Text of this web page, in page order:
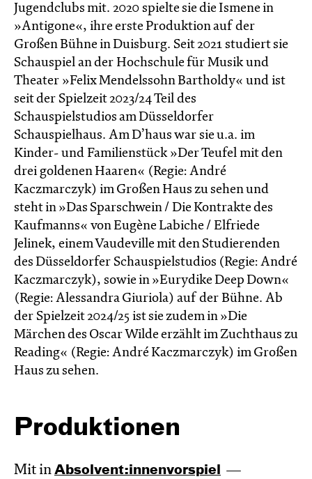
Jugendclubs mit. 2020 spielte sie die Ismene in
»Antigone«, ihre erste Produktion auf der
Großen Bühne in Duisburg. Seit 2021 studiert sie
Schauspiel an der Hochschule für Musik und
Theater »Felix Mendelssohn Bartholdy« und ist
seit der Spielzeit 2023/24 Teil des
Schauspielstudios am Düsseldorfer
Schauspielhaus. Am D’haus war sie u.a. im
Kinder- und Familienstück »Der Teufel mit den
drei goldenen Haaren« (Regie: André
Kaczmarczyk) im Großen Haus zu sehen und
steht in »Das Sparschwein / Die Kontrakte des
Kaufmanns« von Eugène Labiche / Elfriede
Jelinek, einem Vaudeville mit den Studierenden
des Düsseldorfer Schauspielstudios (Regie: André
Kaczmarczyk), sowie in »Eurydike Deep Down«
(Regie: Alessandra Giuriola) auf der Bühne. Ab
der Spielzeit 2024/25 ist sie zudem in »Die
Märchen des Oscar Wilde erzählt im Zucht­haus zu
Reading« (Regie: André Kacz­marc­zyk) im Großen
Haus zu sehen.
Produktionen
Mit in Absol­vent:innen­vor­spiel